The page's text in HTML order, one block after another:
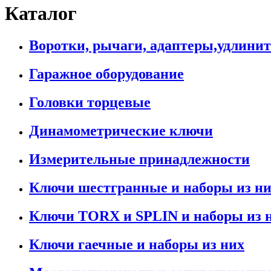
Каталог
Воротки, рычаги,
Гаражное оборудование
Головки торцевые
Динамометрические ключи
Измерительные принадлежности
Ключи шестгранные и наборы из
Ключи TORX и SPLIN и наборы из
Ключи гаечные и наборы из них